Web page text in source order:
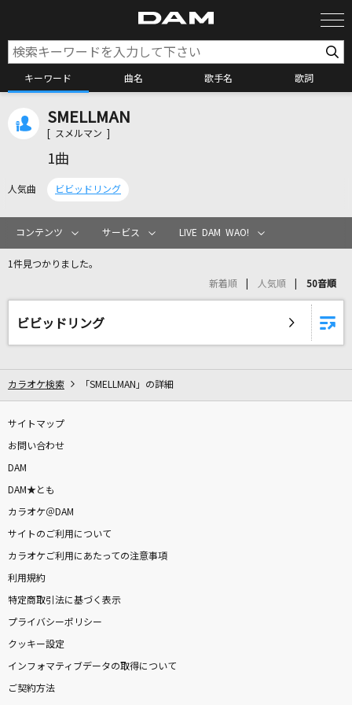
キーワード 曲名 歌手名 歌詞
カラオケリクエスト
リアルタイムで歌われている曲の一覧
ポルノグラフィティ
ルーズリーフ
怪獣
サカナクション
[生音]オリオンをなぞる
UNISON SQUARE GARDEN
SMELLMAN
[ スメルマン ]
1曲
人気曲 ビビッドリング
コンテンツ サービス LIVE DAM WAO!
1件見つかりました。
新着順 人気順 50音順
ビビッドリング
カラオケ検索 「SMELLMAN」の詳細
サイトマップ
お問い合わせ
DAM
DAM★とも
カラオケ＠DAM
サイトのご利用について
カラオケご利用にあたっての注意事項
利用規約
特定商取引法に基づく表示
プライバシーポリシー
クッキー設定
インフォマティブデータの取得について
ご契約方法